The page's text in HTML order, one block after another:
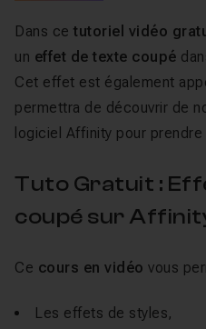
Dans ce tutoriel vidéo
un effet de texte coupé
Cet effet est également
permettra de découvrir de
logiciel Affinity pour prendre
Tuto Gratuit :
coupé sur
Ce cours en vidéo vous
Les effets de styles,